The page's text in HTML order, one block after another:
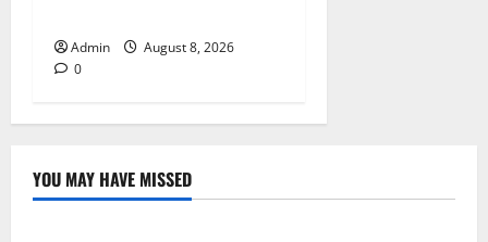
Admin
August 8, 2026
0
YOU MAY HAVE MISSED
Blog